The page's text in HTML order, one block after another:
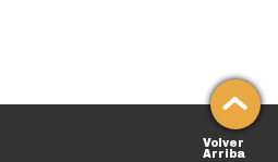
Volver
Arriba